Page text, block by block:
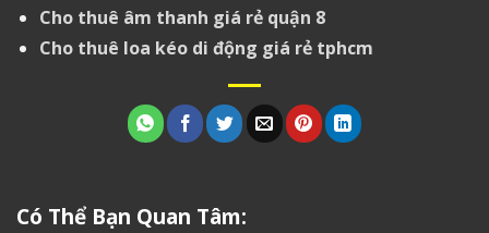
Cho thuê âm thanh giá rẻ quận 8
Cho thuê loa kéo di động giá rẻ tphcm
Có Thể Bạn Quan Tâm: